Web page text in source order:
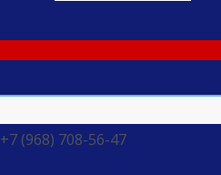
+7 (968) 708-56-47